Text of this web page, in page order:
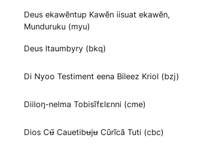
Deus ekawẽntup Kawẽn iisuat ekawẽn,
Munduruku (myu)
Deus Itaumbyry (bkq)
Di Nyoo Testiment eena Bileez Kriol (bzj)
Diiloŋ-nelma Tobisĩfɛlɛnni (cme)
Dios Cʉ̃ Cauetibʉjʉ Cũrĩcã Tuti (cbc)